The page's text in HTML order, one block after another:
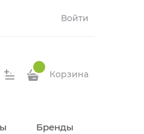
Войти
Корзина
Бренды